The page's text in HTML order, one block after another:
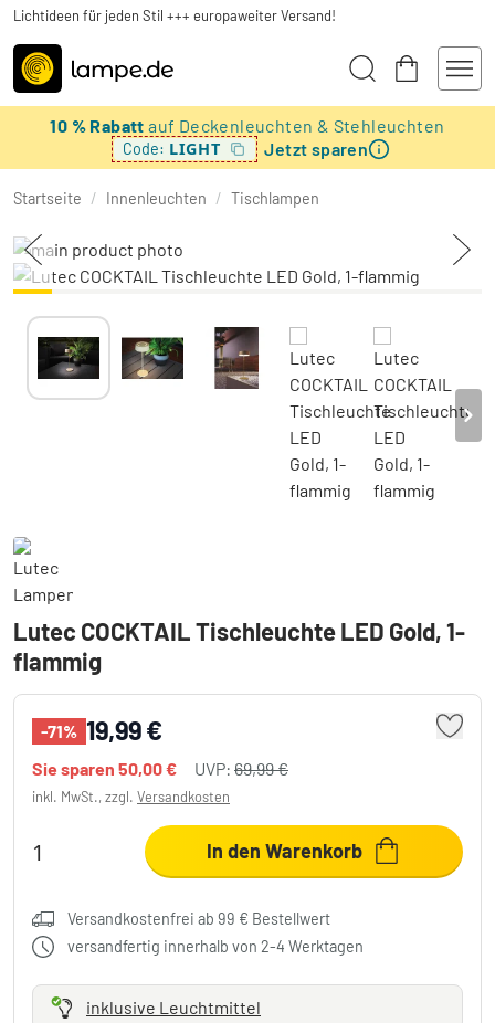
Lichtideen für jeden Stil +++ europaweiter Versand!
10 % Rabattauf Deckenleuchten & Stehleuchten
Code: LIGHT Jetzt sparen
Startseite / Innenleuchten / Tischlampen
Lutec COCKTAIL Tischleuchte LED Gold, 1-
flammig
-71% 19,99 €
Sie sparen 50,00 € UVP: 69,99 €
inkl. MwSt., zzgl. Versandkosten
In den Warenkorb
Versandkostenfrei ab 99 € Bestellwert
versandfertig innerhalb von 2-4 Werktagen
inklusive Leuchtmittel